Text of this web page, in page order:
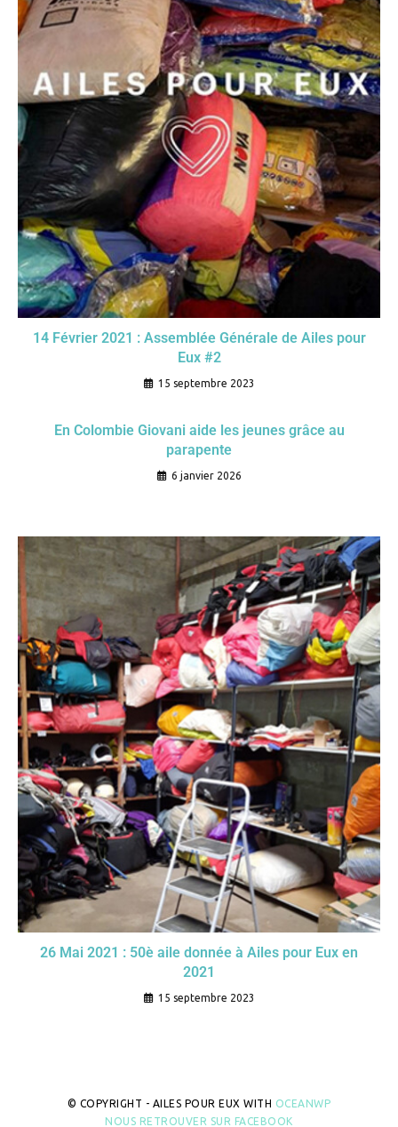
14 Février 2021 : Assemblée Générale de Ailes pour
Eux #2
15 septembre 2023
En Colombie Giovani aide les jeunes grâce au
parapente
6 janvier 2026
26 Mai 2021 : 50è aile donnée à Ailes pour Eux en
2021
15 septembre 2023
© COPYRIGHT - AILES POUR EUX WITH OCEANWP
NOUS RETROUVER SUR FACEBOOK